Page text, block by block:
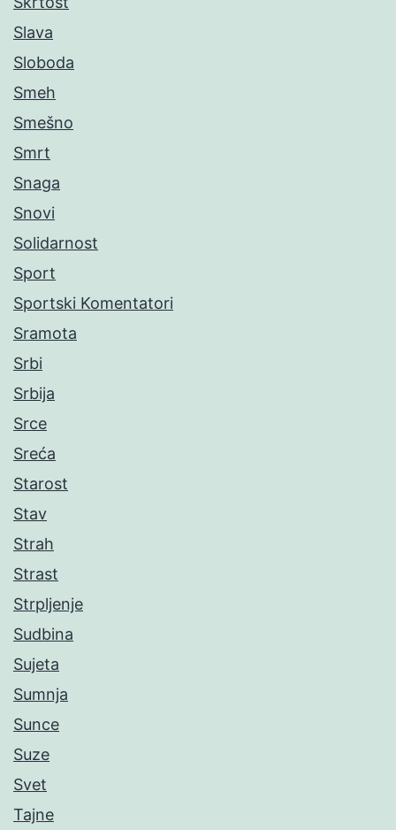
Slava
Sloboda
Smeh
Smešno
Smrt
Snaga
Snovi
Solidarnost
Sport
Sportski Komentatori
Sramota
Srbi
Srbija
Srce
Sreća
Starost
Stav
Strah
Strast
Strpljenje
Sudbina
Sujeta
Sumnja
Sunce
Suze
Svet
Tajne